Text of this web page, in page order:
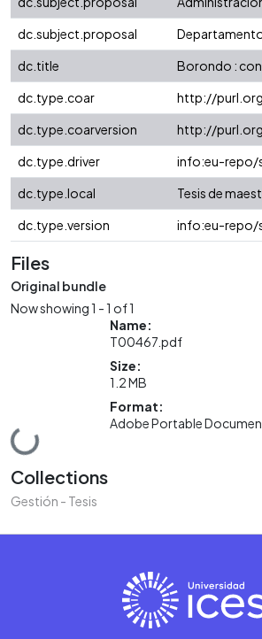
dc.subject.proposal
dc.title
Borondo :
dc.type.coar
http://
dc.type.coarversion
http://
dc.type.driver
info:eu-repo/
dc.type.local
Tesis de
dc.type.version
info:eu-repo/
Files
Original bundle
Now showing1 - 1 of 1
Loading...
Name:
T00467.pdf
Size:
1.2 MB
Format:
Adobe Portable
Collections
Gestión - Tesis